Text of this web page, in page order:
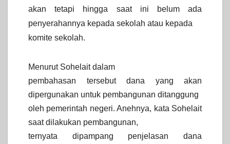
akan tetapi hingga saat ini belum ada
penyerahannya kepada sekolah atau kepada
komite sekolah.
Menurut Sohelait dalam
pembahasan tersebut dana yang akan
dipergunakan untuk pembangunan ditanggung
oleh pemerintah negeri. Anehnya, kata Sohelait
saat dilakukan pembangunan,
ternyata dipampang penjelasan dana